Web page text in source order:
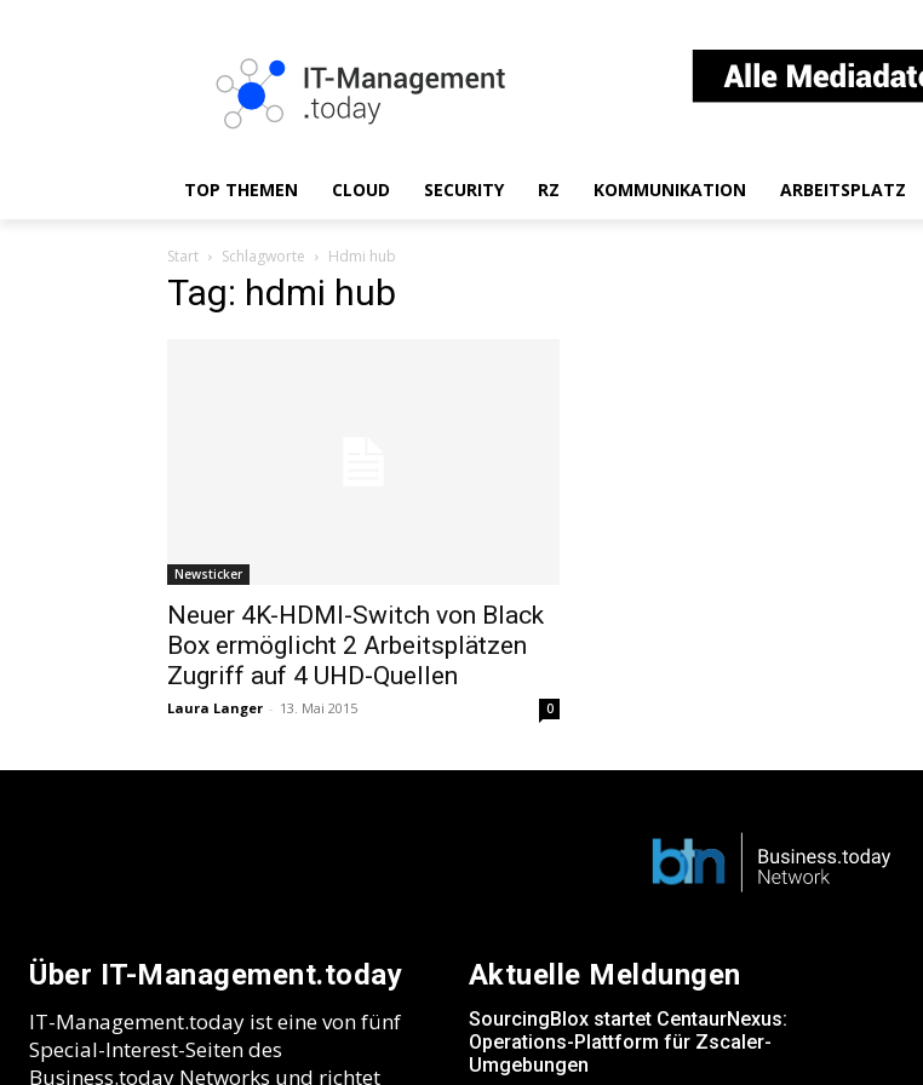
TOP THEMEN CLOUD SECURITY RZ KOMMUNIKATION ARBEITSPLATZ
Start Schlagworte Hdmi hub
Tag: hdmi hub
Newsticker
Neuer 4K-HDMI-Switch von Black
Box ermöglicht 2 Arbeitsplätzen
Zugriff auf 4 UHD-Quellen
Laura Langer - 13. Mai 2015 0
Über IT-Management.today
IT-Management.today ist eine von fünf
Special-Interest-Seiten des
Business.today Networks und richtet
Aktuelle Meldungen
SourcingBlox startet CentaurNexus:
Operations-Plattform für Zscaler-
Umgebungen